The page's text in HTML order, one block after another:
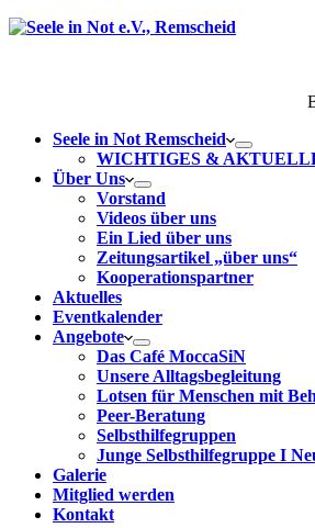
Seele in Not Remscheid
WICHTIGES &
Über Uns
Vorstand
Videos über uns
Ein Lied über uns
Zeitungsartikel „über uns“
Kooperationspartner
Aktuelles
Eventkalender
Angebote
Das Café MoccaSiN
Unsere Alltagsbegleitung
Lotsen für Menschen mit
Peer-Beratung
Selbsthilfegruppen
Junge Selbsthilfegruppe I
Galerie
Mitglied werden
Kontakt